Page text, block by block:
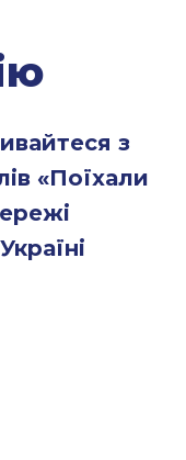
з
«Поїхали